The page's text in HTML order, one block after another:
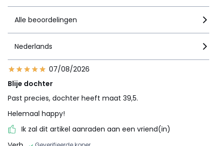
Alle beoordelingen
Nederlands
07/08/2026
Blije dochter
Past precies, dochter heeft maat 39,5.
Helemaal happy!
Ik zal dit artikel aanraden aan een vriend(in)